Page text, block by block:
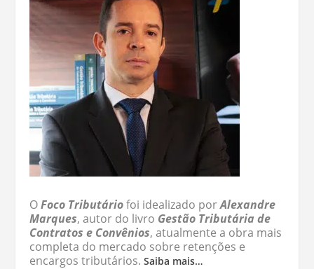
OFoco Tributáriofoi idealizado porAlexandre
Marques, autor do livro Gestão Tributária de
Contratos e Convênios, atualmente a obra mais
completa do mercado sobre retenções e
encargos tributários.Saiba mais…